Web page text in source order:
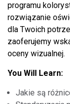
programu
rozwiązanie
dla Twoich
zaoferujemy
oceny wizualnej.
You Will Learn:
Jakie są